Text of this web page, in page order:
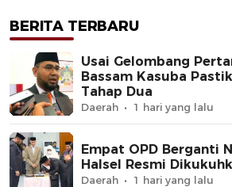
BERITA TERBARU
Usai Gelombang
Bassam Kasuba
Tahap Dua
Daerah 1 hari yang lalu
Empat OPD Berganti
Halsel Resmi
Daerah 1 hari yang lalu